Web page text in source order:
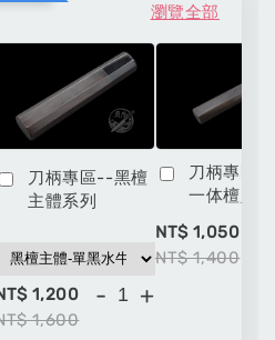
瀏覽全部
刀柄專區--黑檀
主體系列
1,200
1,600
- +
刀柄專區
一体檀八
NT$ 1,050
NT$ 1,400